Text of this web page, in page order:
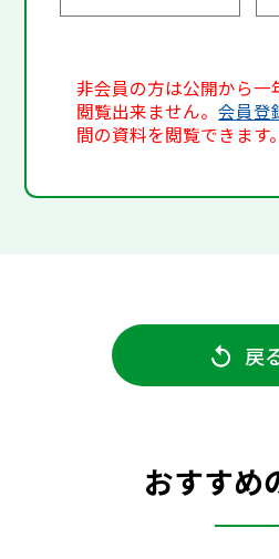
非会員の方は公開から一
閲覧出来ません。会員登
間の資料を閲覧できます。
戻
おすすめ